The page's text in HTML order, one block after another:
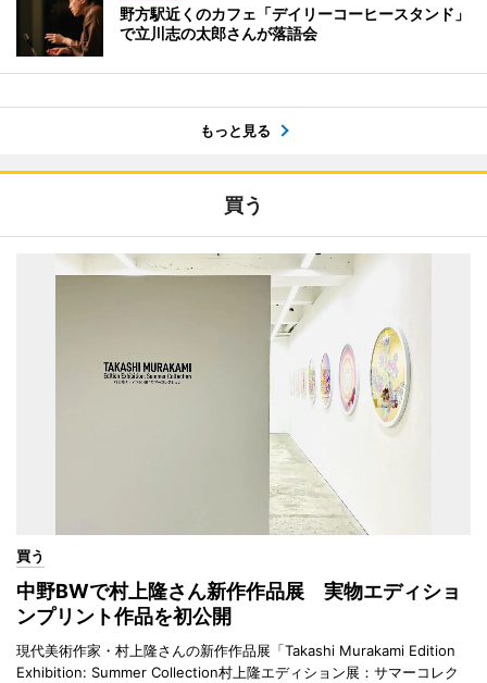
野方駅近くのカフェ「デイリーコーヒースタンド」
で立川志の太郎さんが落語会
もっと見る
買う
買う
中野BWで村上隆さん新作作品展 実物エディショ
ンプリント作品を初公開
現代美術作家・村上隆さんの新作作品展「Takashi Murakami Edition
Exhibition: Summer Collection村上隆エディション展：サマーコレク